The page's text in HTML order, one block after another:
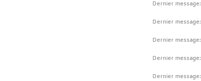
Dernier message:
Dernier message:
Dernier message:
Dernier message:
Dernier message: